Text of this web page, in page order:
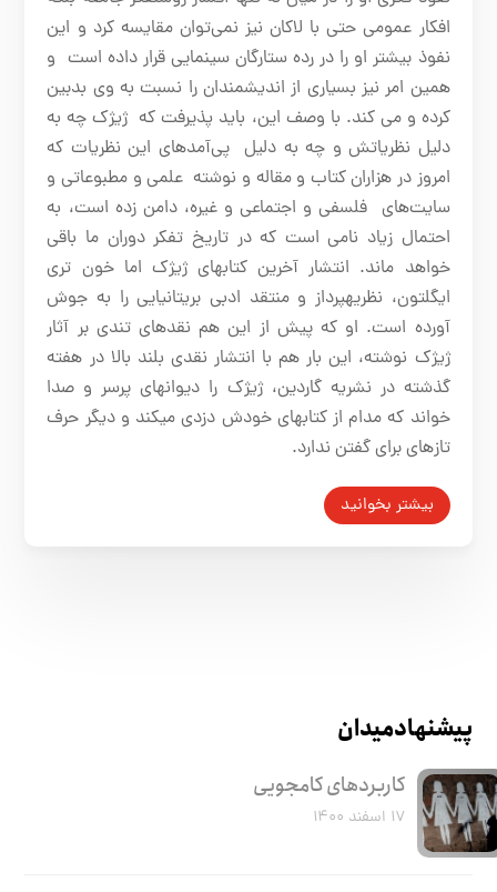
افکار عمومی حتی با لاکان نیز نمی‌توان مقایسه کرد و این
نفوذ بیشتر او را در رده ستارگان سینمایی قرار داده است و
همین امر نیز بسیاری از اندیشمندان را نسبت به وی بدبین
کرده و می کند. با وصف این، باید پذیرفت که ژیژک چه به
دلیل نظریاتش و چه به دلیل پی‌آمدهای این نظریات که
امروز در هزاران کتاب و مقاله و نوشته علمی و مطبوعاتی و
سایت‌های فلسفی و اجتماعی و غیره، دامن زده است، به
احتمال زیاد نامی­ است که در تاریخ تفکر دوران ما باقی
خواهد ماند. انتشار آخرین کتابهای ژیژک اما خون تری
ایگلتون، نظریهپرداز و منتقد ادبی بریتانیایی را به جوش
آورده است. او که پیش از این هم نقدهای تندی بر آثار
ژیژک نوشته، این بار هم با انتشار نقدی بلند بالا در هفته
گذشته در نشریه گاردین، ژیژک را دیوانهای پرسر و صدا
خواند که مدام از کتابهای خودش دزدی میکند و دیگر حرف
تازهای برای گفتن ندارد.
بیشتر بخوانید
پیشنهاد میدان
کاربرد‌های کامجویی
۱۷ اسفند ۱۴۰۰